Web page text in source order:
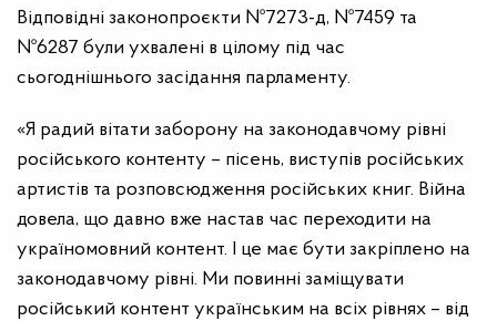
Відповідні законопроєкти №7273-д, №7459 та
№6287 були ухвалені в цілому під час
сьогоднішнього засідання парламенту.
«Я радий вітати заборону на законодавчому рівні
російського контенту – пісень, виступів російських
артистів та розповсюдження російських книг. Війна
довела, що давно вже настав час переходити на
україномовний контент. І це має бути закріплено на
законодавчому рівні. Ми повинні заміщувати
російський контент українським на всіх рівнях – від